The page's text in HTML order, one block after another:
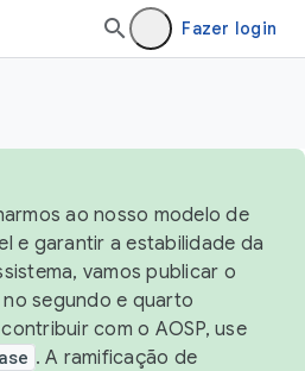
Fazer login
ao nosso modelo de
e garantir a estabilidade da
vamos publicar o
segundo e quarto
com o AOSP, use
. A ramificação de